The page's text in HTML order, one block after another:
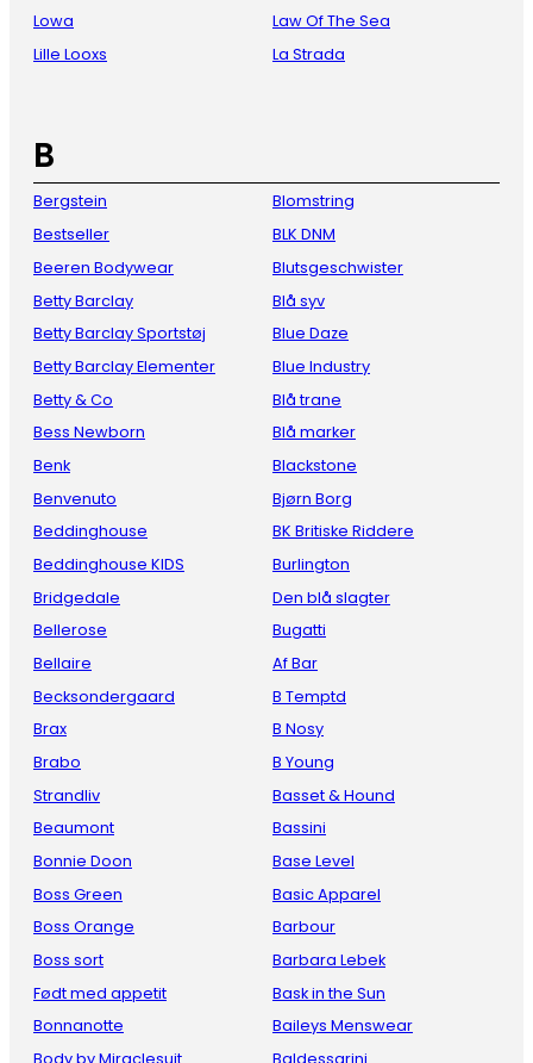
Lowa
Lille Looxs
Law Of The Sea
La Strada
B
Bergstein
Bestseller
Beeren Bodywear
Betty Barclay
Betty Barclay Sportstøj
Betty Barclay Elementer
Betty & Co
Bess Newborn
Benk
Benvenuto
Beddinghouse
Beddinghouse KIDS
Bridgedale
Bellerose
Bellaire
Becksondergaard
Brax
Brabo
Strandliv
Beaumont
Bonnie Doon
Boss Green
Boss Orange
Boss sort
Født med appetit
Bonnanotte
Body by Miraclesuit
Blomstring
BLK DNM
Blutsgeschwister
Blå syv
Blue Daze
Blue Industry
Blå trane
Blå marker
Blackstone
Bjørn Borg
BK Britiske Riddere
Burlington
Den blå slagter
Bugatti
Af Bar
B Temptd
B Nosy
B Young
Basset & Hound
Bassini
Base Level
Basic Apparel
Barbour
Barbara Lebek
Bask in the Sun
Baileys Menswear
Baldessarini